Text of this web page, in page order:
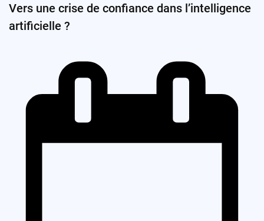
Vers une crise de confiance dans l’intelligence
artificielle ?